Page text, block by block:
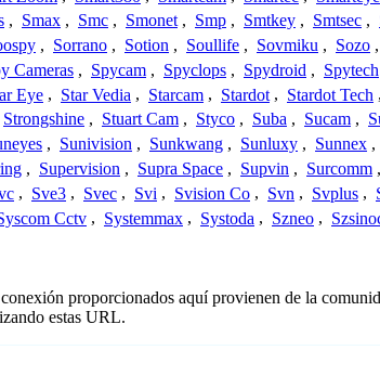
, Smax , Smc , Smonet , Smp , Smtkey , Smtsec ,
, Sorrano , Sotion , Soullife , Sovmiku , Sozo ,
Cameras , Spycam , Spyclops , Spydroid , Spytech
Eye , Star Vedia , Starcam , Stardot , Stardot Tech ,
Strongshine , Stuart Cam , Styco , Suba , Sucam ,
, Sunivision , Sunkwang , Sunluxy , Sunnex ,
, Supervision , Supra Space , Supvin , Surcomm ,
, Sve3 , Svec , Svi , Svision Co , Svn , Svplus ,
Cctv , Systemmax , Systoda , Szneo ,
proporcionados aquí provienen de la
estas URL.